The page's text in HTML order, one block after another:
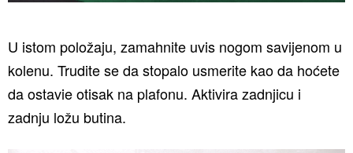
U istom položaju, zamahnite uvis nogom savijenom u
kolenu. Trudite se da stopalo usmerite kao da hoćete
da ostavie otisak na plafonu. Aktivira zadnjicu i
zadnju ložu butina.